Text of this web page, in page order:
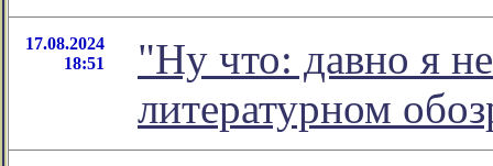
17.08.2024
18:51
"Ну что: давно я
литературном